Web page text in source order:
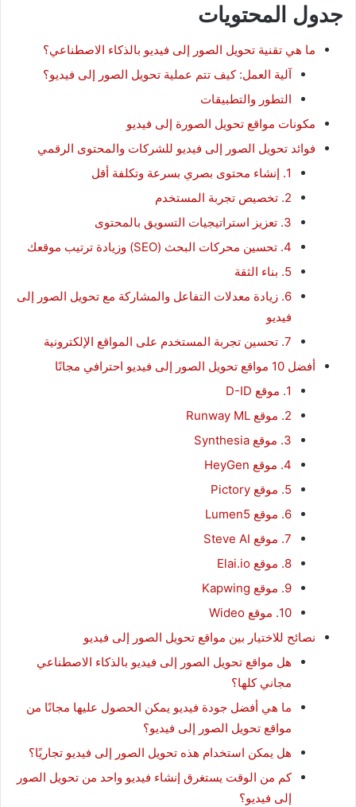
جدول المحتويات
ما هي تقنية تحويل الصور إلى فيديو بالذكاء الاصطناعي؟
آلية العمل: كيف تتم عملية تحويل الصور إلى فيديو؟
التطور والتطبيقات
مكونات مواقع تحويل الصورة إلى فيديو
فوائد تحويل الصور إلى فيديو للشركات والمحتوى الرقمي
1. إنشاء محتوى بصري بسرعة وتكلفة أقل
2. تخصيص تجربة المستخدم
3. تعزيز استراتيجيات التسويق بالمحتوى
4. تحسين محركات البحث (SEO) وزيادة ترتيب موقعك
5. بناء الثقة
6. زيادة معدلات التفاعل والمشاركة مع تحويل الصور إلى
فيديو
7. تحسين تجربة المستخدم على المواقع الإلكترونية
أفضل 10 مواقع تحويل الصور إلى فيديو احترافي مجانًا
1. موقع D-ID
2. موقع Runway ML
3. موقع Synthesia
4. موقع HeyGen
5. موقع Pictory
6. موقع Lumen5
7. موقع Steve AI
8. موقع Elai.io
9. موقع Kapwing
10. موقع Wideo
نصائح للاختيار بين مواقع تحويل الصور إلى فيديو
هل مواقع تحويل الصور إلى فيديو بالذكاء الاصطناعي
مجاني كلها؟
ما هي أفضل جودة فيديو يمكن الحصول عليها مجانًا من
مواقع تحويل الصور إلى فيديو؟
هل يمكن استخدام هذه تحويل الصور إلى فيديو تجاريًا؟
كم من الوقت يستغرق إنشاء فيديو واحد من تحويل الصور
إلى فيديو؟